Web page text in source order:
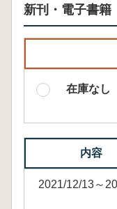
新刊・電子書籍
在庫なし
内容
2021/12/13～